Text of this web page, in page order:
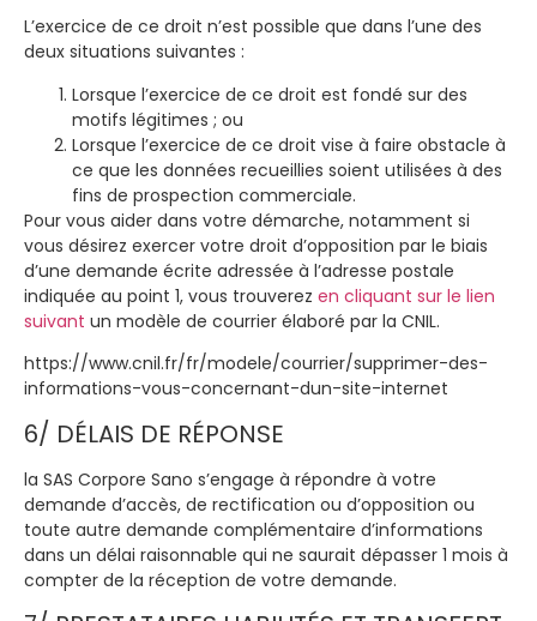
L’exercice de ce droit n’est possible que dans l’une des
deux situations suivantes :
Lorsque l’exercice de ce droit est fondé sur des
motifs légitimes ; ou
Lorsque l’exercice de ce droit vise à faire obstacle à
ce que les données recueillies soient utilisées à des
fins de prospection commerciale.
Pour vous aider dans votre démarche, notamment si
vous désirez exercer votre droit d’opposition par le biais
d’une demande écrite adressée à l’adresse postale
indiquée au point 1, vous trouverez en cliquant sur le lien
suivant un modèle de courrier élaboré par la CNIL.
https://www.cnil.fr/fr/modele/courrier/supprimer-des-
informations-vous-concernant-dun-site-internet
6/ DÉLAIS DE RÉPONSE
la SAS Corpore Sano s’engage à répondre à votre
demande d’accès, de rectification ou d’opposition ou
toute autre demande complémentaire d’informations
dans un délai raisonnable qui ne saurait dépasser 1 mois à
compter de la réception de votre demande.